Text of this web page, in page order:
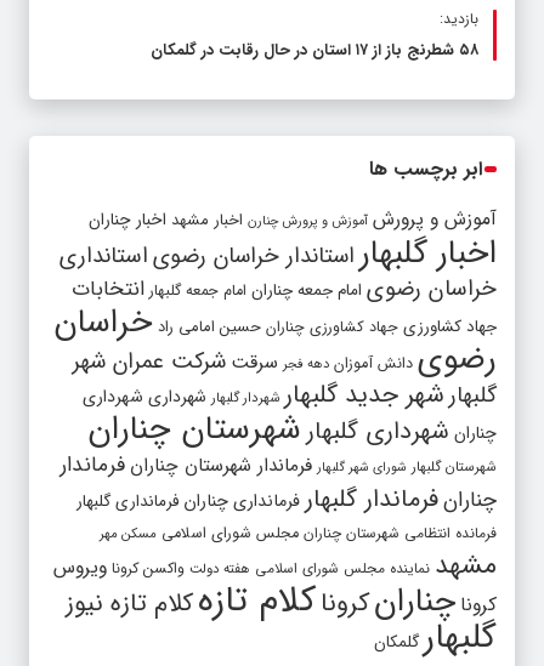
بازدید:
۵۸ شطرنج‌ باز از ۱۷ استان در حال رقابت در گلمکان
ابر برچسب ها
آموزش و پرورش آموزش و پرورش چنارن اخبار مشهد اخبار چناران
اخبار گلبهار استاندار خراسان رضویاستانداری
خراسان رضوی امام جمعه چناران امام جمعه گلبهار انتخابات
جهاد کشاورزی جهاد کشاورزی چناران حسین امامی راد خراسان
رضوی دانش آموزان دهه فجر سرقت شرکت عمران شهر
گلبهارشهر جدید گلبهار شهردار گلبهار شهرداری شهرداری
چناران شهرداری گلبهار شهرستان چناران
شهرستان گلبهار شورای شهر گلبهار فرماندار شهرستان چناران فرماندار
چنارانفرماندار گلبهار فرمانداری چناران فرمانداری گلبهار
فرمانده انتظامی شهرستان چناران مجلس شورای اسلامی مسکن مهر
مشهد نماینده مجلس شورای اسلامی هفته دولت واکسن کرونا ویروس
کرونا چنارانکروناکلام تازهکلام تازه نیوز
گلبهارگلمکان